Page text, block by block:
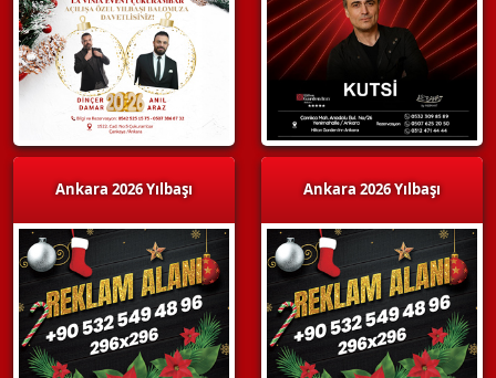
Ankara 2026 Yılbaşı Ankara 2026 Yılbaşı